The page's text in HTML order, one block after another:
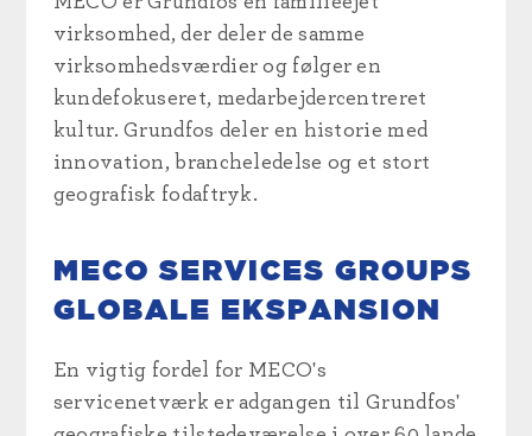
virksomhed, der deler de samme
virksomhedsværdier og følger en
kundefokuseret, medarbejdercentreret
kultur. Grundfos deler en historie med
innovation, brancheledelse og et stort
geografisk fodaftryk.
MECO SERVICES GROUPS
GLOBALE EKSPANSION
En vigtig fordel for MECO's
servicenetværk er adgangen til Grundfos'